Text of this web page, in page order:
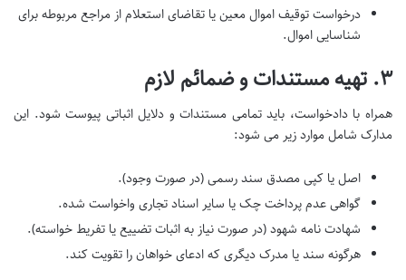
درخواست توقیف اموال معین یا تقاضای استعلام از مراجع مربوطه برای
شناسایی اموال.
۳. تهیه مستندات و ضمائم لازم
همراه با دادخواست، باید تمامی مستندات و دلایل اثباتی پیوست شود. این
مدارک شامل موارد زیر می شود:
اصل یا کپی مصدق سند رسمی (در صورت وجود).
گواهی عدم پرداخت چک یا سایر اسناد تجاری واخواست شده.
شهادت نامه شهود (در صورت نیاز به اثبات تضییع یا تفریط خواسته).
هرگونه سند یا مدرک دیگری که ادعای خواهان را تقویت کند.